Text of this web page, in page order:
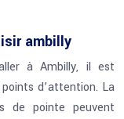
ambilly
à Ambilly, il est
d’attention. La
de pointe peuvent